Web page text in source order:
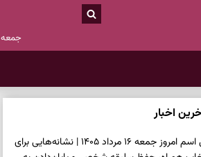
جمعه ۱۶ مرداد ۱۴۰۵
اخبار
فال اسم امروز جمعه ۱۶ مرداد ۱۴۰۵ | نشانه‌هایی برای